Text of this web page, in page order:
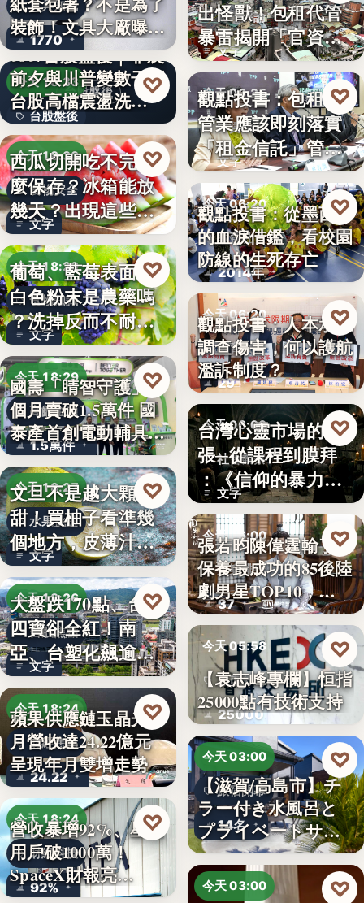
文具知識
1770
裝飾！文具大廠曝重
要…
台股盤後
今天 18:33
台股盤後
170.79
0807台股盤後｜非農
前夕與川普變數干擾
台股高檔震盪洗…
♡
今天 18:30
食物安全
文字
西瓜切開吃不完怎
麼保存？冰箱能放
幾天？出現這些狀
況別再吃
♡
今天 18:29
食物知識
文字
葡萄、藍莓表面的
白色粉末是農藥嗎
？洗掉反而不耐
放，「白霜…
♡
今天 18:29
高齡金融
1.5萬件
國壽「睛智守護」3
個月賣破1.5萬件 國
泰產首創電動輔具…
♡
今天 18:27
水果挑選
文字
文旦不是越大顆越
甜！買柚子看準幾
個地方，皮薄汁多
不踩雷
♡
今天 18:26
台股焦點
文字
大盤跌170點、台塑
四寶卻全紅！南
亞、台塑化飆逾
5%，背…
♡
今天 18:24
財經焦點
24.22
蘋果供應鏈玉晶光7
月營收達24.22億元
呈現年月雙增走勢
♡
今天 18:24
財經科技
92%
營收暴增92%、星鏈
用戶破1000萬！
SpaceX財報亮…
♡
時事評論
文字
出怪獸！包租代管
暴雷揭開「官資共
生」的制…
今天 06:25
租賃政策
文字
觀點投書：包租代
管業應該即刻落實
「租金信託」管理
制度！才…
♡
今天 06:20
教育社會
2014年
觀點投書：從墨西哥
的血淚借鑑，看校園
防線的生死存亡
♡
今天 06:20
教育政策
29
觀點投書：人本承認
調查傷害，何以護航
濫訴制度？
♡
今天 06:00
社會觀察
文字
台灣心靈市場的擴
張─從課程到膜拜
：《信仰的暴力》
選摘（3…
♡
今天 06:00
娛樂排行
37
張若昀陳偉霆輸了！
保養最成功的85後陸
劇男星TOP10，…
♡
今天 05:58
股市分析
25000
【袁志峰專欄】恒指
25000點有技術支持
♡
今天 03:00
旅宿開幕
14名
【滋賀/高島市】チ
ラー付き水風呂と
プライベートサウ
ナを楽…
♡
今天 03:00 ♡